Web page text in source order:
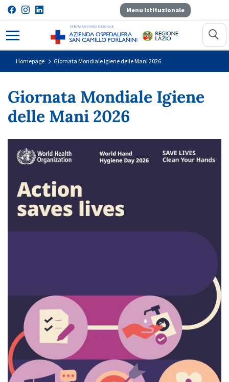
Menu Istituzionale
Giornata Mondiale Igiene delle
Homepage Giornata Mondiale Igiene delle Mani 2026
Giornata Mondiale Igiene
delle Mani 2026